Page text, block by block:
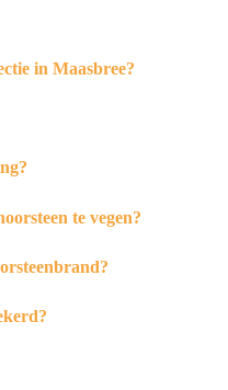
in Maasbree?
te vegen?